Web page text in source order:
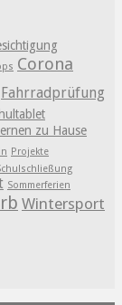
Corona
Fahrradprüfung
zu Hause
Projekte
Sommerferien
Wintersport